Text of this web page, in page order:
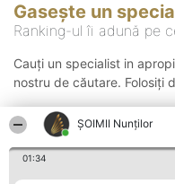
ȘOIMII Nunților
01:34
Gasește un
Ranking-ul îi adună pe
Cauți un specialist in
nostru de căutare. Folosiți